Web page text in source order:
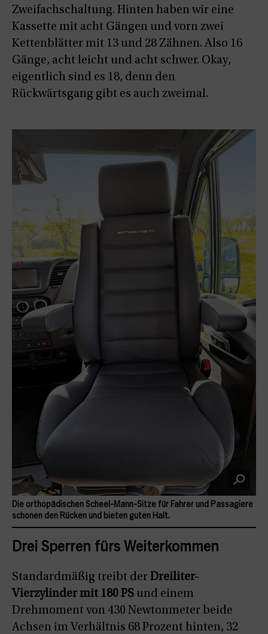
Zweifachschaltung. Hinten haben wir eine
Kassette mit acht Gängen und vorn zwei
Kettenblätter mit 13 und 28 Zähnen. Also 16
Gänge, acht leicht und acht schwer. Okay,
eigentlich sind es 18, denn den
Rückwärtsgang gibt es auch zweimal.
Drei Sperren fürs Weiterkommen
Standardmäßig treibt der Dreiliter-
Vierzylinder mit 180 PS und einem
Drehmoment von 430 Newtonmeter beide
Achsen im Verhältnis 68 Prozent hinten, 32
Die orthopädischen Scheel-Mann-Sitze für Fahrer und Passagiere
schonen den Rücken und bieten guten Halt.